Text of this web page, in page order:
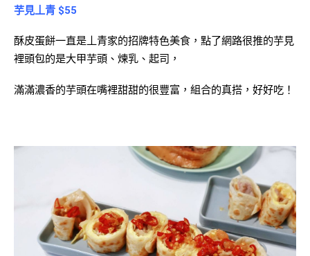
芋見丄青 $55
酥皮蛋餅一直是丄青家的招牌特色美食，點了網路很推的芋見
裡頭包的是大甲芋頭、煉乳、起司，
滿滿濃香的芋頭在嘴裡甜甜的很豐富，組合的真搭， 好好吃！